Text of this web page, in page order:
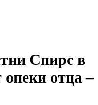
Спирс в
опеки отца –